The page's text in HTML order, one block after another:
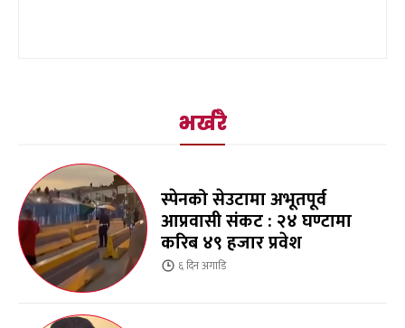
भर्खरै
स्पेनको सेउटामा अभूतपूर्व
आप्रवासी संकट : २४ घण्टामा
करिब ४९ हजार प्रवेश
६ दिनअगाडि